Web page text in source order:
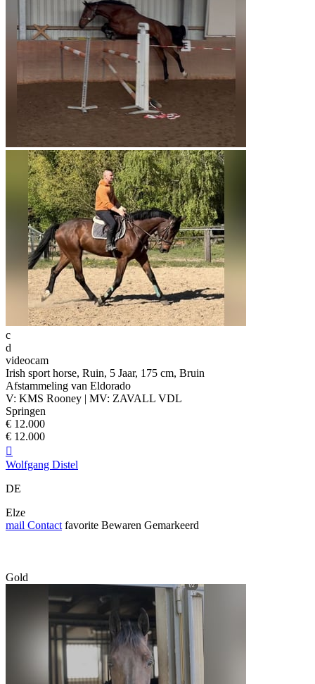
c
d
videocam
Irish sport horse, Ruin, 5 Jaar, 175 cm, Bruin
Afstammeling van Eldorado
V: KMS Rooney | MV: ZAVALL VDL
Springen
€ 12.000
€ 12.000

Wolfgang Distel
DE
Elze
mail Contact favorite Bewaren Gemarkeerd
Gold